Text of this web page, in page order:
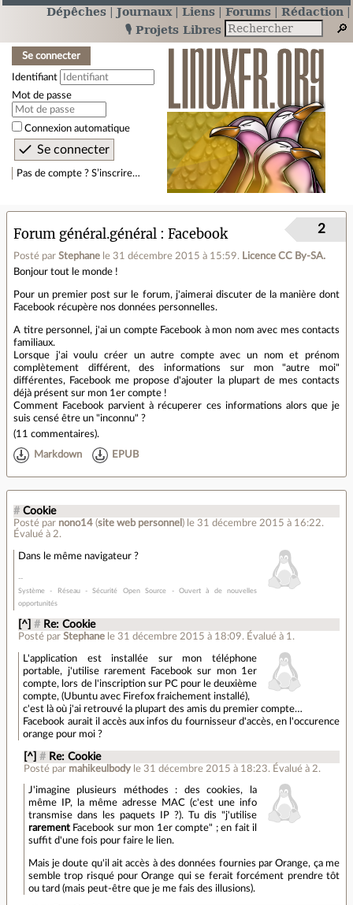
Dépêches Journaux Liens Forums
Rédaction
🎙️ Projets Libres
Se connecter
Identifiant
Mot de passe
Connexion automatique
Pas de compte ? S’inscrire…
Forum général.général Facebook
Posté par Stephane le 31 décembre 2015 à 15:59. Licence CC By‑SA.
2
Bonjour tout le monde !
Pour un premier post sur le forum, j'aimerai discuter de la manière dont
Facebook récupère nos données personnelles.
A titre personnel, j'ai un compte Facebook à mon nom avec mes contacts
familiaux.
Lorsque j'ai voulu créer un autre compte avec un nom et prénom
complètement différent, des informations sur mon "autre moi"
différentes, Facebook me propose d'ajouter la plupart de mes contacts
déjà présent sur mon 1er compte !
Comment Facebook parvient à récuperer ces informations alors que je
suis censé être un "inconnu" ?
(11 commentaires).
Markdown EPUB
# Cookie
Posté par nono14 (site web personnel ) le 31 décembre 2015 à 16:22.
Évalué à 2.
Dans le même navigateur ?
Système - Réseau - Sécurité Open Source - Ouvert à de nouvelles
opportunités
[^] # Re: Cookie
Posté parStephane le 31 décembre 2015 à 18:09. Évalué à 1 .
L'application est installée sur mon téléphone
portable, j'utilise rarement Facebook sur mon 1er
compte, lors de l'inscription sur PC pour le deuxième
compte, (Ubuntu avec Firefox fraichement installé),
c'est là où j'ai retrouvé la plupart des amis du premier compte…
Facebook aurait il accès aux infos du fournisseur d'accès, en l'occurence
orange pour moi ?
[^] # Re: Cookie
Posté par mahikeulbody le 31 décembre 2015 à 18:23. Évalué à 2.
J'imagine plusieurs méthodes : des cookies, la
même IP, la même adresse MAC (c'est une info
transmise dans les paquets IP ?). Tu dis "j'utilise
rarementFacebook sur mon 1er compte" ; en fait il
suffit d'une fois pour faire le lien.
Mais je doute qu'il ait accès à des données fournies par Orange, ça me
semble trop risqué pour Orange qui se ferait forcément prendre tôt
ou tard (mais peut-être que je me fais des illusions).